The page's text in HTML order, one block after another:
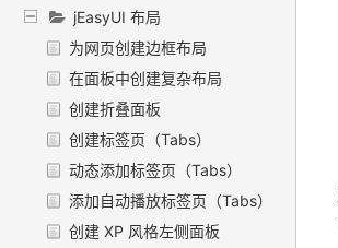
jEasyUI 布局
为网页创建边框布局
在面板中创建复杂布局
创建折叠面板
创建标签页（Tabs）
动态添加标签页（Tabs）
添加自动播放标签页（Tabs）
创建 XP 风格左侧面板